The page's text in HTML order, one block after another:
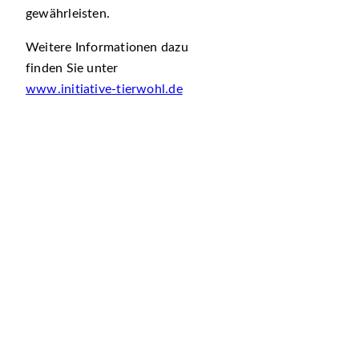
gewährleisten.
Weitere Informationen dazu
finden Sie unter
www.initiative-tierwohl.de